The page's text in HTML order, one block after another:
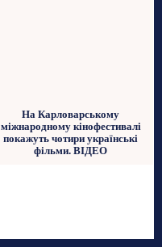
На Карловарському
міжнародному кінофестивалі
покажуть чотири українські
фільми. ВІДЕО